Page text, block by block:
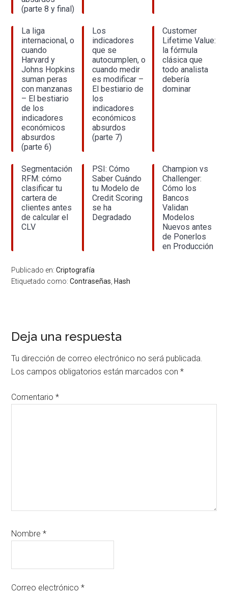
(parte 8 y final)
La liga
internacional, o
cuando
Harvard y
Johns Hopkins
suman peras
con manzanas
– El bestiario
de los
indicadores
económicos
absurdos
(parte 6)
Los
indicadores
que se
autocumplen, o
cuando medir
es modificar –
El bestiario de
los
indicadores
económicos
absurdos
(parte 7)
Customer
Lifetime Value:
la fórmula
clásica que
todo analista
debería
dominar
Segmentación
RFM: cómo
clasificar tu
cartera de
clientes antes
de calcular el
CLV
PSI: Cómo
Saber Cuándo
tu Modelo de
Credit Scoring
se ha
Degradado
Champion vs
Challenger:
Cómo los
Bancos
Validan
Modelos
Nuevos antes
de Ponerlos
en Producción
Publicado en:Criptografía
Etiquetado como:Contraseñas Hash
Interacciones
con
los
lectores
Deja una respuesta
Tu dirección de correo electrónico no será publicada.
Los campos obligatorios están marcados con*
Comentario*
Nombre*
Correo electrónico*